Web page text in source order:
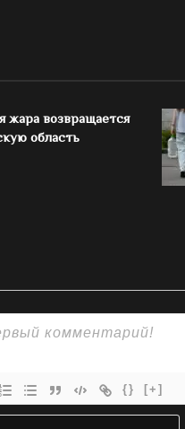
жара возвращается
область
{} [+]